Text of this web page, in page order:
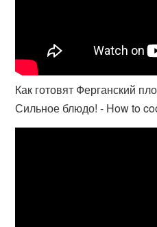
Как готовят Ферганский
Сильное блюдо! - How to